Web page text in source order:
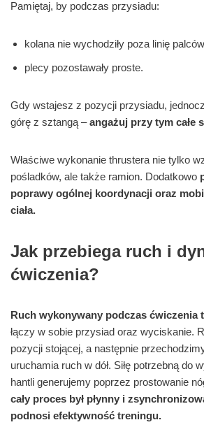
Pamiętaj, by podczas przysiadu:
kolana nie wychodziły poza linię
plecy pozostawały proste.
Gdy wstajesz z pozycji przysiadu,
górę z sztangą –angażuj przy tym całe
Właściwe wykonanie thrustera nie tylko
pośladków, ale także ramion. Dodatkowo
poprawy ogólnej koordynacji oraz
ciała.
Jak przebiega ruch i
ćwiczenia?
Ruch wykonywany podczas ćwiczenia
łączy w sobie przysiad oraz wyciskanie.
pozycji stojącej, a następnie
uruchamia ruch w dół. Siłę potrzebną do
hantli generujemy poprzez prostowanie
cały proces był płynny i
podnosi efektywność treningu.